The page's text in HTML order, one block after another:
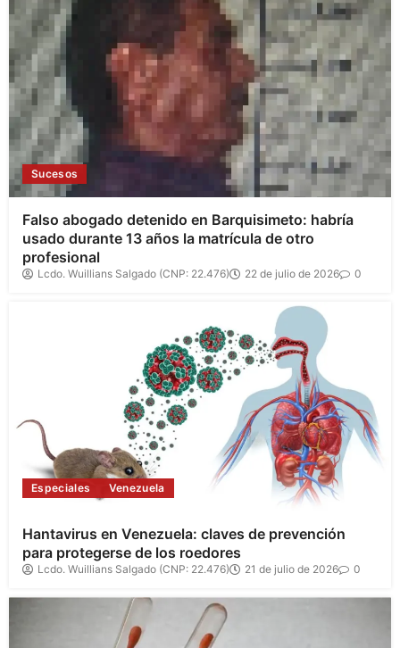
Sucesos
Falso abogado detenido en Barquisimeto: habría
usado durante 13 años la matrícula de otro
profesional
Lcdo. Wuillians Salgado (CNP: 22.476) 22 de julio de 2026 0
Especiales Venezuela
Hantavirus en Venezuela: claves de prevención
para protegerse de los roedores
Lcdo. Wuillians Salgado (CNP: 22.476) 21 de julio de 2026 0